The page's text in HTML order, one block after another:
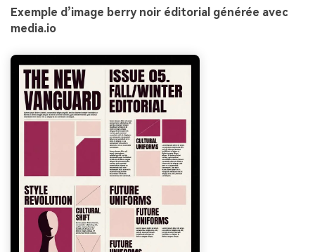
Exemple d’image berry noir éditorial générée avec
media.io